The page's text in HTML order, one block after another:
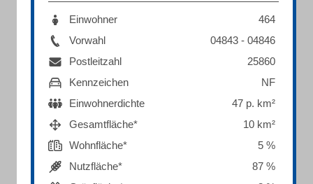
Einwohner
464
Vorwahl
04843 - 04846
Postleitzahl
25860
Kennzeichen
NF
Einwohnerdichte
47 p. km²
Gesamtfläche*
10 km²
Wohnfläche*
5 %
Nutzfläche*
87 %